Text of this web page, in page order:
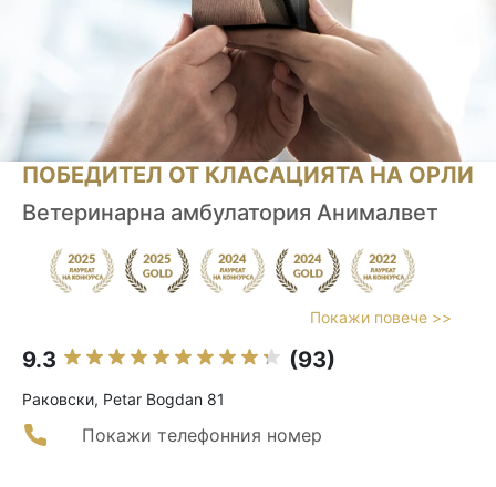
ПОБЕДИТЕЛ ОТ КЛАСАЦИЯТА НА ОРЛИ
Ветеринарна амбулатория Анималвет
Покажи повече >>
9.3 (93)
Раковски, Petar Bogdan 81
Покажи телефонния номер